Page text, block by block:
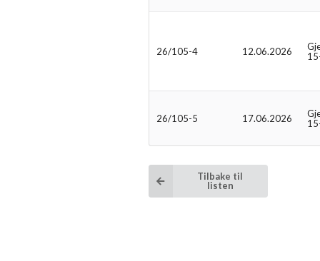
26/105-4 12.06.2026
26/105-5 17.06.2026
Tilbake til
listen